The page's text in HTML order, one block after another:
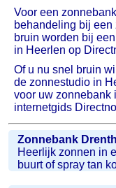
Voor een
behandeling bij een
bruin worden bij
in Heerlen op
Of u nu snel bruin
de zonnestudio in
voor uw zonnebank
internetgids
Zonnebank
Heerlijk zonnen in
buurt of spray tan